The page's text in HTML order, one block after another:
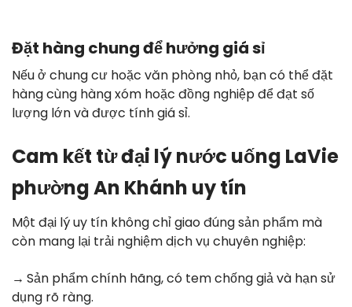
Đặt hàng chung để hưởng giá sỉ
Nếu ở chung cư hoặc văn phòng nhỏ, bạn có thể đặt
hàng cùng hàng xóm hoặc đồng nghiệp để đạt số
lượng lớn và được tính giá sỉ.
Cam kết từ đại lý nước uống LaVie
phường An Khánh uy tín
Một đại lý uy tín không chỉ giao đúng sản phẩm mà
còn mang lại trải nghiệm dịch vụ chuyên nghiệp:
→ Sản phẩm chính hãng, có tem chống giả và hạn sử
dụng rõ ràng.